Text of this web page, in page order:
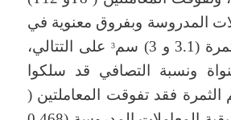
المدروسة وبفروق معنوية في
و 3) سم
3
على التتالي،
ونسبة التصافي قد سلكوا
فقد تفوقت المعاملتين (